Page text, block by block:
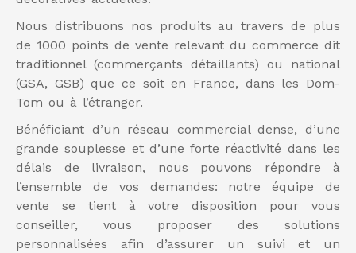
Nous distribuons nos produits au travers de plus
de 1000 points de vente relevant du commerce dit
traditionnel (commerçants détaillants) ou national
(GSA, GSB) que ce soit en France, dans les Dom-
Tom ou à l’étranger.
Bénéficiant d’un réseau commercial dense, d’une
grande souplesse et d’une forte réactivité dans les
délais de livraison, nous pouvons répondre à
l’ensemble de vos demandes: notre équipe de
vente se tient à votre disposition pour vous
conseiller, vous proposer des solutions
personnalisées afin d’assurer un suivi et un